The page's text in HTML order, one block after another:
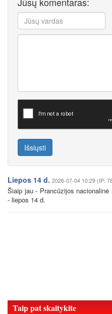
Išsiųsti
Liepos 14 d. 2026-07-04 10:29 (IP:
Šiaip jau - Prancūzijos
- liepos 14 d.
Taip pat skaitykite